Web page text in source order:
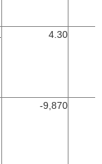
4.30
-9,870